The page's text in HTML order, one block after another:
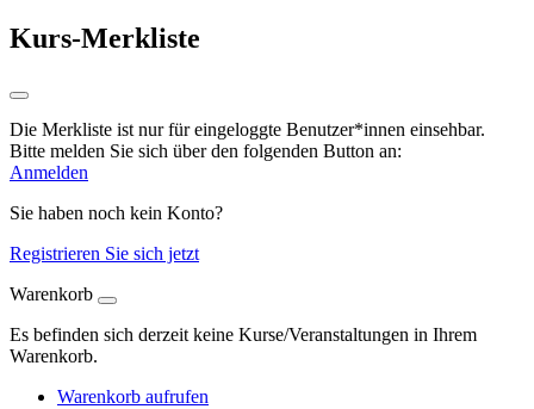
Kurs-Merkliste
Die Merkliste ist nur für eingeloggte Benutzer*innen einsehbar.
Bitte melden Sie sich über den folgenden Button an:
Anmelden
Sie haben noch kein Konto?
Registrieren Sie sich jetzt
Warenkorb
Es befinden sich derzeit keine Kurse/Veranstaltungen in Ihrem
Warenkorb.
Warenkorb aufrufen